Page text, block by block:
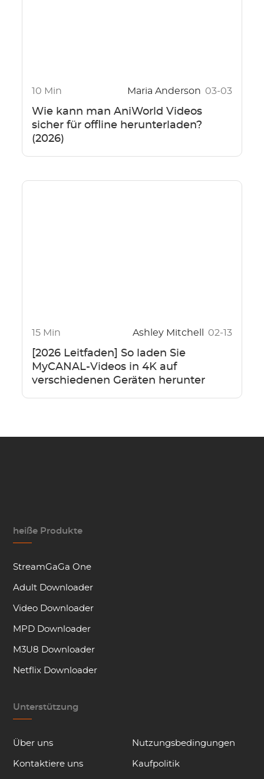
10 Min Maria Anderson 03-03
Wie kann man AniWorld Videos
sicher für offline herunterladen?
(2026)
15 Min Ashley Mitchell 02-13
[2026 Leitfaden] So laden Sie
MyCANAL-Videos in 4K auf
verschiedenen Geräten herunter
heiße Produkte
StreamGaGa One
Adult Downloader
Video Downloader
MPD Downloader
M3U8 Downloader
Netflix Downloader
Unterstützung
Über uns
Kontaktiere uns
Nutzungsbedingungen
Kaufpolitik